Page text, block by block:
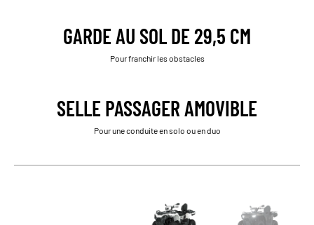
GARDE AU SOL DE 29,5 CM
Pour franchir les obstacles
SELLE PASSAGER AMOVIBLE
Pour une conduite en solo ou en duo